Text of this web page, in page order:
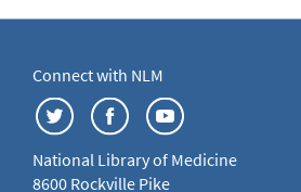
Connect with NLM
National Library of Medicine
8600 Rockville Pike